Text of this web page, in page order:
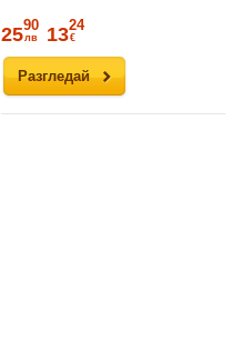
Разгледай
2590
лв 1324
€